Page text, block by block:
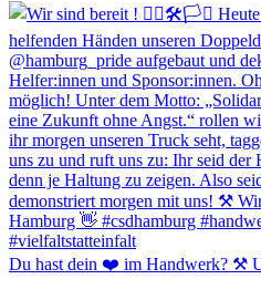
Du hast dein ❤️ im Handwerk? ⚒️